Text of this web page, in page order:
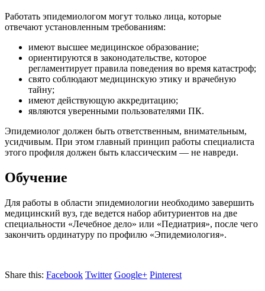
Работать эпидемиологом могут только лица, которые
отвечают установленным требованиям:
имеют высшее медицинское образование;
ориентируются в законодательстве, которое
регламентирует правила поведения во время катастроф;
свято соблюдают медицинскую этику и врачебную
тайну;
имеют действующую аккредитацию;
являются уверенными пользователями ПК.
Эпидемиолог должен быть ответственным, внимательным,
усидчивым. При этом главный принцип работы специалиста
этого профиля должен быть классическим — не навреди.
Обучение
Для работы в области эпидемиологии необходимо завершить
медицинский вуз, где ведется набор абитуриентов на две
специальности «Лечебное дело» или «Педиатрия», после чего
закончить ординатуру по профилю «Эпидемиология».
Share this: Facebook Twitter Google+ Pinterest